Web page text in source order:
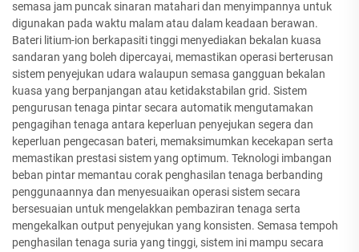
semasa jam puncak sinaran matahari dan menyimpannya untuk
digunakan pada waktu malam atau dalam keadaan berawan.
Bateri litium-ion berkapasiti tinggi menyediakan bekalan kuasa
sandaran yang boleh dipercayai, memastikan operasi berterusan
sistem penyejukan udara walaupun semasa gangguan bekalan
kuasa yang berpanjangan atau ketidakstabilan grid. Sistem
pengurusan tenaga pintar secara automatik mengutamakan
pengagihan tenaga antara keperluan penyejukan segera dan
keperluan pengecasan bateri, memaksimumkan kecekapan serta
memastikan prestasi sistem yang optimum. Teknologi imbangan
beban pintar memantau corak penghasilan tenaga berbanding
penggunaannya dan menyesuaikan operasi sistem secara
bersesuaian untuk mengelakkan pembaziran tenaga serta
mengekalkan output penyejukan yang konsisten. Semasa tempoh
penghasilan tenaga suria yang tinggi, sistem ini mampu secara